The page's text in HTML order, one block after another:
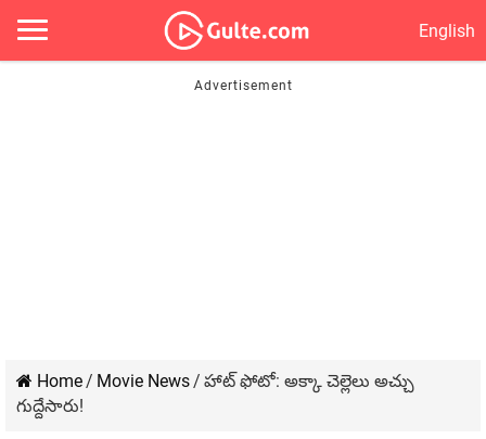
English
Home/ Movie News/ హాట్‍ ఫోటో: అక్కా చెల్లెలు అచ్చు
గుద్దేసారు!